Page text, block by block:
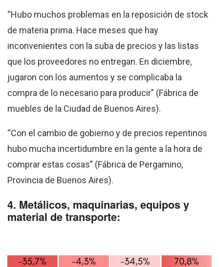
“Hubo muchos problemas en la reposición de stock
de materia prima. Hace meses que hay
inconvenientes con la suba de precios y las listas
que los proveedores no entregan. En diciembre,
jugaron con los aumentos y se complicaba la
compra de lo necesario para producir” (Fábrica de
muebles de la Ciudad de Buenos Aires).
“Con el cambio de gobierno y de precios repentinos
hubo mucha incertidumbre en la gente a la hora de
comprar estas cosas” (Fábrica de Pergamino,
Provincia de Buenos Aires).
4. Metálicos, maquinarias, equipos y
material de transporte: